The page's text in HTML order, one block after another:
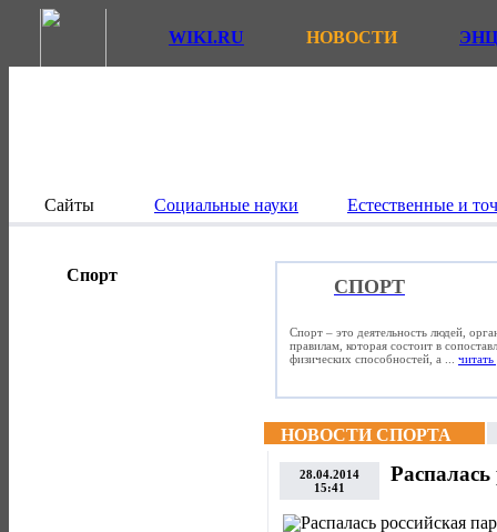
WIKI.RU НОВОСТИ
Сайты Социальные науки Естественные и
Спорт
СПОРТ
Спорт – это деятельность людей,
правилам, которая состоит в
физических способностей, а ... читать
НОВОСТИ СПОРТА
28.04.2014
15:41